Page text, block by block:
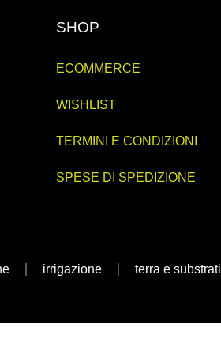
SHOP
ECOMMERCE
WISHLIST
TERMINI E CONDIZIONI
SPESE DI SPEDIZIONE
irrigazione terra e substrati